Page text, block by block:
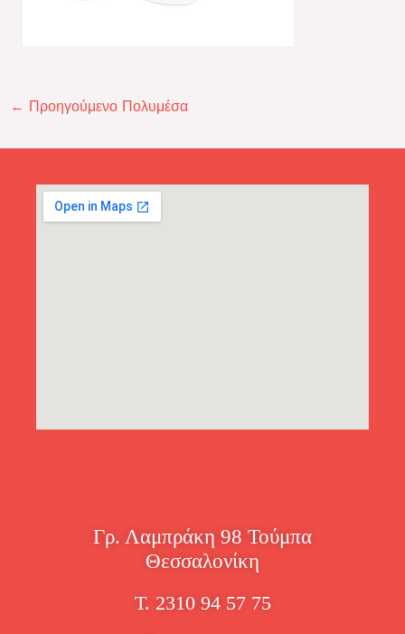
← Προηγούμενο Πολυμέσα
Γρ. Λαμπράκη 98 Τούμπα
Θεσσαλονίκη
Τ. 2310 94 57 75